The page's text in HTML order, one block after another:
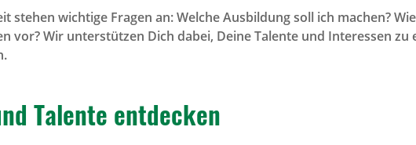
stehen wichtige Fragen an: Welche Ausbildung soll ich machen?
vor? Wir unterstützen Dich dabei, Deine Talente und Interessen zu
Talente entde­cken